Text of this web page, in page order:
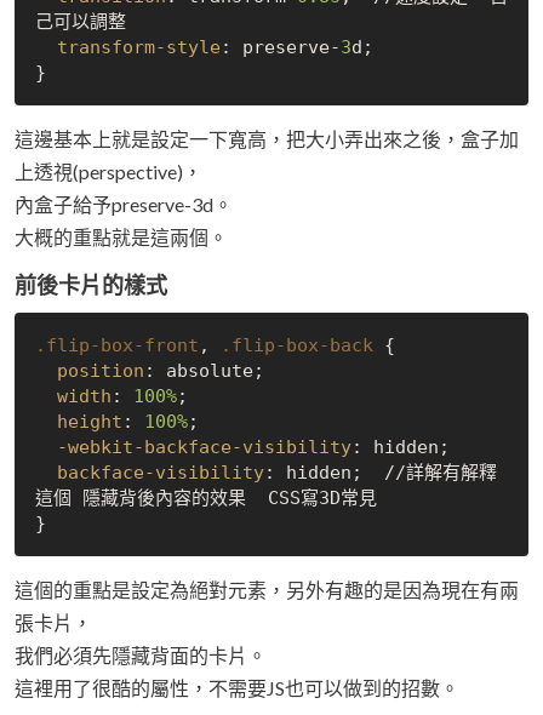
己可以調整
transform-style : preserve-3d;
這邊基本上就是設定一下寬高，把大小弄出來之後，盒子加
上透視(perspective)，
內盒子給予preserve-3d。
大概的重點就是這兩個。
前後卡片的樣式
.flip-box-front , .flip-box-back {
position : absolute;
width : 100%;
height : 100%;
-webkit-backface-visibility: hidden;
backface-visibility: hidden;  //詳解有解釋
這個 隱藏背後內容的效果  CSS寫3D常見
這個的重點是設定為絕對元素，另外有趣的是因為現在有兩
張卡片，
我們必須先隱藏背面的卡片。
這裡用了很酷的屬性，不需要JS也可以做到的招數。